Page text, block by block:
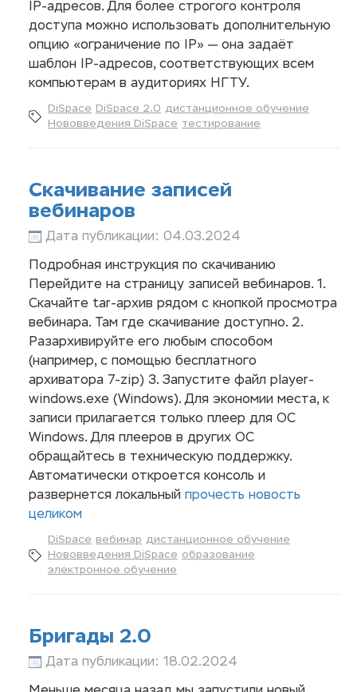
IP-адресов. Для более строгого контроля
доступа можно использовать дополнительную
опцию «ограничение по IP» — она задаёт
шаблон IP-адресов, соответствующих всем
компьютерам в аудиториях НГТУ.
DiSpace DiSpace 2.0 дистанционное обучение
Нововведения DiSpace тестирование
Скачивание записей
вебинаров
Дата публикации: 04.03.2024
Подробная инструкция по скачиванию
Перейдите на страницу записей вебинаров. 1.
Скачайте tar-архив рядом с кнопкой просмотра
вебинара. Там где скачивание доступно. 2.
Разархивируйте его любым способом
(например, с помощью бесплатного
архиватора 7-zip) 3. Запустите файл player-
windows.exe (Windows). Для экономии места, к
записи прилагается только плеер для ОС
Windows. Для плееров в других ОС
обращайтесь в техническую поддержку.
Автоматически откроется консоль и
развернется локальный прочесть новость
целиком
DiSpace вебинар дистанционное обучение
Нововведения DiSpace образование
электронное обучение
Бригады 2.0
Дата публикации: 18.02.2024